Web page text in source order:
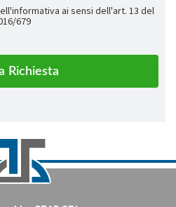
ai sensi dell'art. 13 del
679